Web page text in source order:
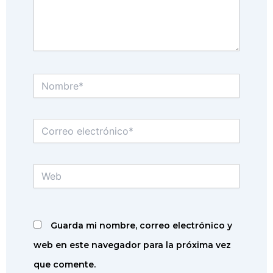
Nombre*
Correo
electrónico*
Web
Guarda mi nombre, correo electrónico y
web en este navegador para la próxima vez
que comente.